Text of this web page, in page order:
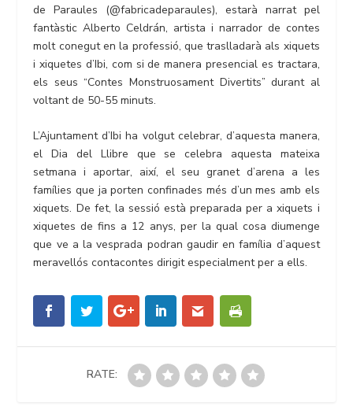
de Paraules (@fabricadeparaules), estarà narrat pel
fantàstic Alberto Celdrán, artista i narrador de contes
molt conegut en la professió, que traslladarà als xiquets
i xiquetes d’Ibi, com si de manera presencial es tractara,
els seus “Contes Monstruosament Divertits” durant al
voltant de 50-55 minuts.
L’Ajuntament d’Ibi ha volgut celebrar, d’aquesta manera,
el Dia del Llibre que se celebra aquesta mateixa
setmana i aportar, així, el seu granet d’arena a les
famílies que ja porten confinades més d’un mes amb els
xiquets. De fet, la sessió està preparada per a xiquets i
xiquetes de fins a 12 anys, per la qual cosa diumenge
que ve a la vesprada podran gaudir en família d’aquest
meravellós contacontes dirigit especialment per a ells.
RATE: